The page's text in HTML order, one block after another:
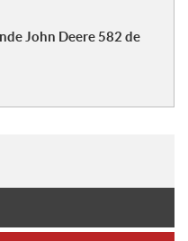
John Deere 582 de